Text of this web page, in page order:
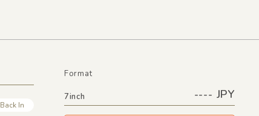
Back In
Format
7inch ---- JPY